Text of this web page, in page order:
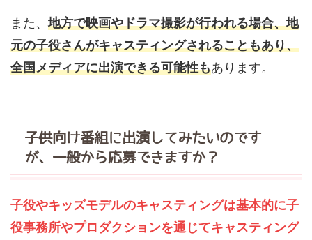
また、地方で映画やドラマ撮影が行われる場合、地
元の子役さんがキャスティングされることもあり、
全国メディアに出演できる可能性もあります。
子供向け番組に出演してみたいのです
が、一般から応募できますか？
子役やキッズモデルのキャスティングは基本的に子
役事務所やプロダクションを通じてキャスティング